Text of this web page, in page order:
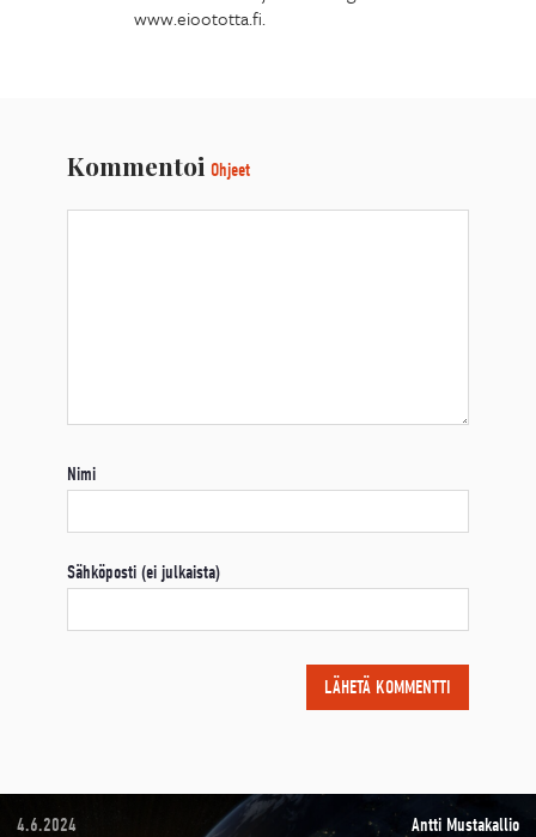
www.eioototta.fi.
Kommentoi Ohjeet
Nimi
Sähköposti (ei julkaista)
4.6.2024 Antti Mustakallio